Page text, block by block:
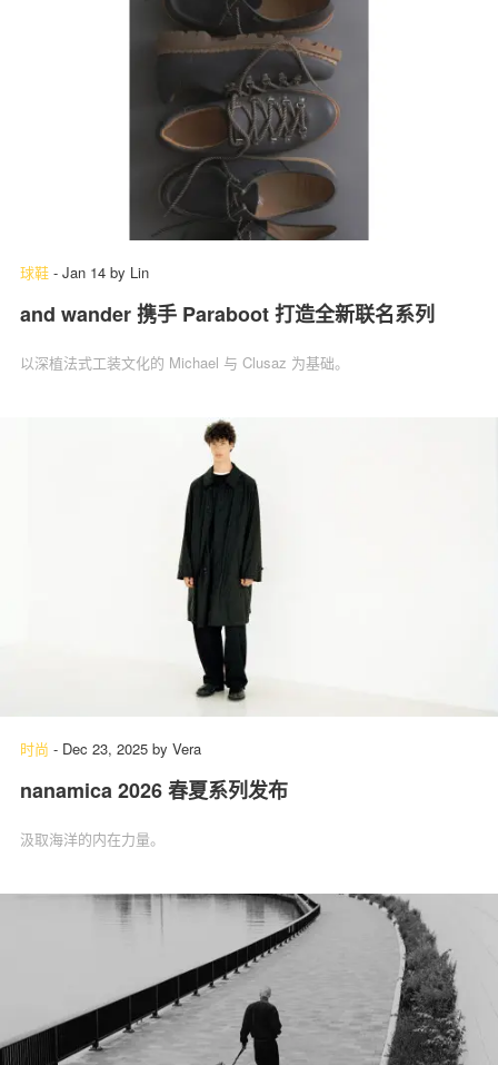
球鞋 - Jan 14 by Lin
and wander 携手 Paraboot 打造全新联名系列
以深植法式工装文化的 Michael 与 Clusaz 为基础。
时尚 - Dec 23, 2025 by Vera
nanamica 2026 春夏系列发布
汲取海洋的内在力量。